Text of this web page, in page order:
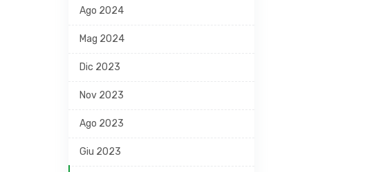
Ago 2024
Mag 2024
Dic 2023
Nov 2023
Ago 2023
Giu 2023